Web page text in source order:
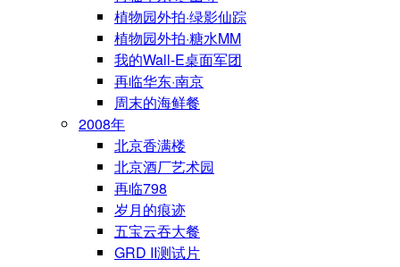
植物园外拍·绿影仙踪
植物园外拍·糖水MM
我的Wall-E桌面军团
再临华东·南京
周末的海鲜餐
2008年
北京香满楼
北京酒厂艺术园
再临798
岁月的痕迹
五宝云吞大餐
GRD II测试片